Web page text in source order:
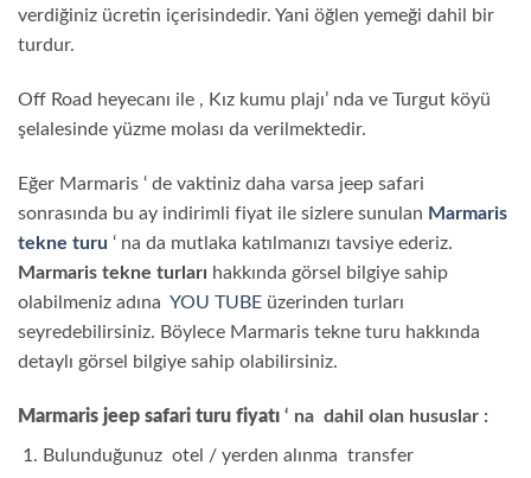
verdiğiniz ücretin içerisindedir. Yani öğlen yemeği dahil bir
turdur.
Off Road heyecanı ile , Kız kumu plajı’ nda ve Turgut köyü
şelalesinde yüzme molası da verilmektedir.
Eğer Marmaris ‘ de vaktiniz daha varsa jeep safari
sonrasında bu ay indirimli fiyat ile sizlere sunulan Marmaris
tekne turu ‘ na da mutlaka katılmanızı tavsiye ederiz.
Marmaris tekne turları hakkında görsel bilgiye sahip
olabilmeniz adına YOU TUBE üzerinden turları
seyredebilirsiniz. Böylece Marmaris tekne turu hakkında
detaylı görsel bilgiye sahip olabilirsiniz.
Marmaris jeep safari turu fiyatı ‘ na dahil olan hususlar :
Bulunduğunuz otel / yerden alınma transfer